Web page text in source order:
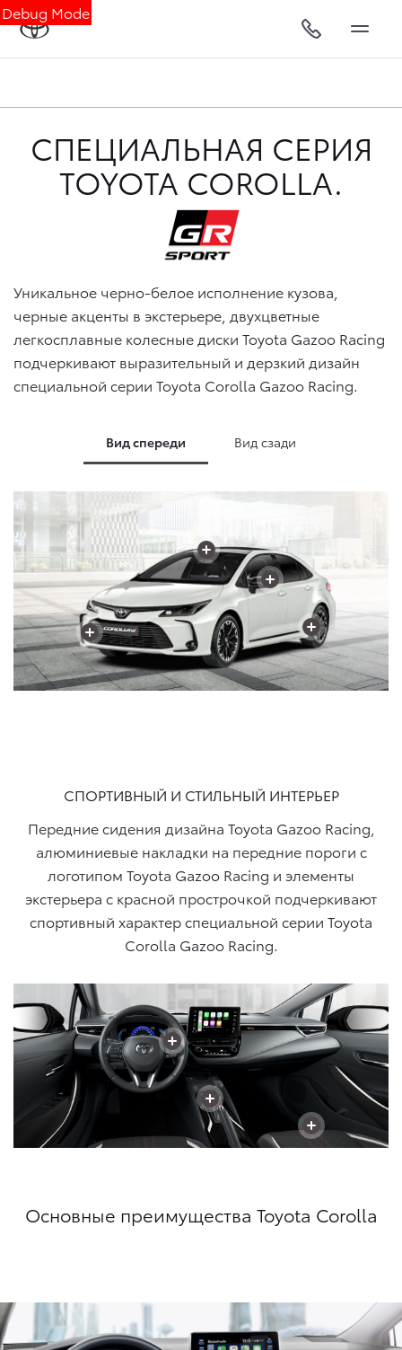
Debug Mode
СПЕЦИАЛЬНАЯ СЕРИЯ
TOYOTA COROLLA.
Уникальное черно-белое исполнение кузова,
черные акценты в экстерьере, двухцветные
легкосплавные колесные диски Toyota Gazoo Racing
подчеркивают выразительный и дерзкий дизайн
специальной серии Toyota Corolla Gazoo Racing.
Вид спереди Вид сзади
+
+
+
+
+
+
+
СПОРТИВНЫЙ И СТИЛЬНЫЙ ИНТЕРЬЕР
Передние сидения дизайна Toyota Gazoo Racing
алюминиевые накладки на передние пороги с
логотипом Toyota Gazoo Racing и элементы
экстерьера с красной прострочкой подчеркивают
спортивный характер специальной серии Toyota
Corolla Gazoo Racing.
+
+
+
Основные преимущества Toyota Corolla